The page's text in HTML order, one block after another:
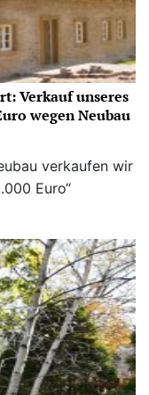
Verkauf unseres
wegen Neubau
verkaufen wir
Euro“